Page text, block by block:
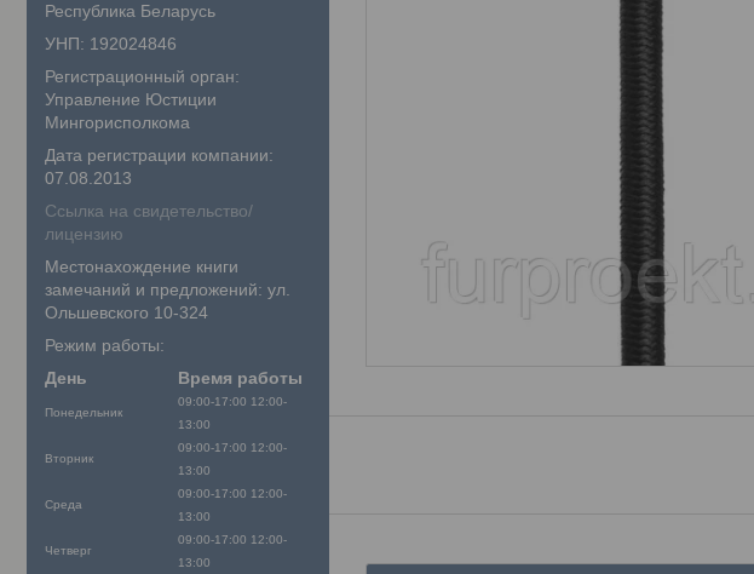
Республика Беларусь
УНП: 192024846
Регистрационный орган:
Управление Юстиции
Мингорисполкома
Дата регистрации компании:
07.08.2013
Ссылка на свидетельство/
лицензию
Местонахождение книги
замечаний и предложений: ул.
Ольшевского 10-324
Режим работы:
День
Время работы
Понедельник
09:00-17:00 12:00-
13:00
Вторник
09:00-17:00 12:00-
13:00
Среда
09:00-17:00 12:00-
13:00
Четверг
09:00-17:00 12:00-
13:00